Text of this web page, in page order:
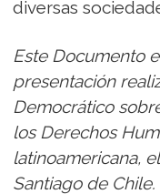
diversas
Este Documento
presentación
Democrático
los Derechos
latinoamericana,
Santiago de Chile.